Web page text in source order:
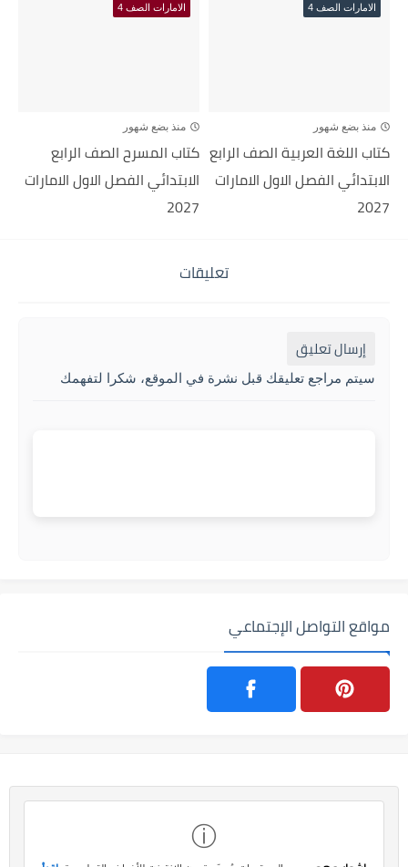
الامارات الصف 4
منذ بضع شهور
كتاب اللغة العربية الصف الرابع
الابتدائي الفصل الاول الامارات
2027
الامارات الصف 4
منذ بضع شهور
كتاب المسرح الصف الرابع
الابتدائي الفصل الاول الامارات
2027
تعليقات
إرسال تعليق
سيتم مراجع تعليقك قبل نشرة في الموقع، شكرا لتفهمك
مواقع التواصل الإجتماعي
ⓘ